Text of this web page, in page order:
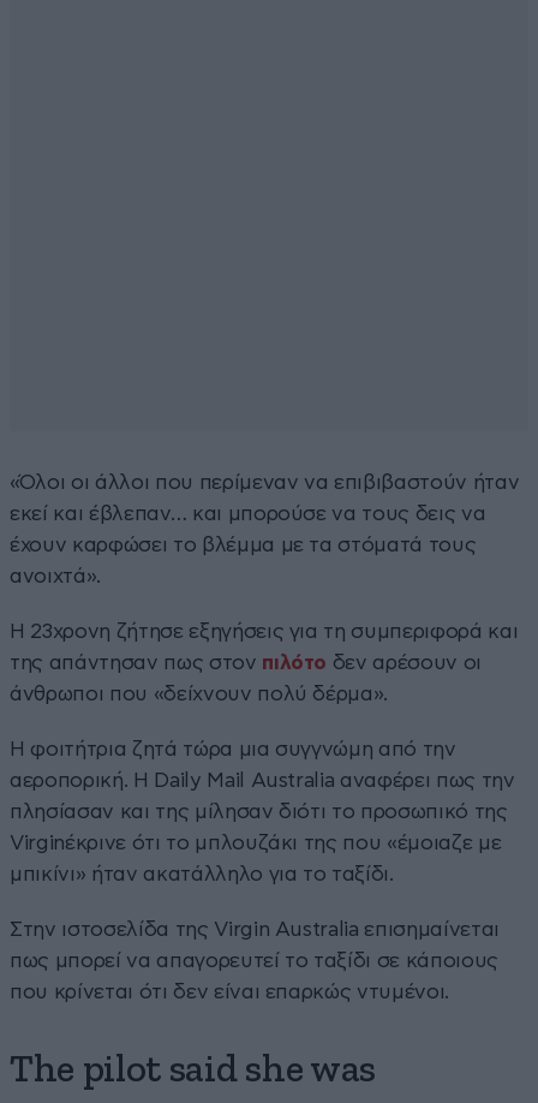
«Όλοι οι άλλοι που περίμεναν να επιβιβαστούν ήταν
εκεί και έβλεπαν… και μπορούσε να τους δεις να
έχουν καρφώσει το βλέμμα με τα στόματά τους
ανοιχτά».
Η 23χρονη ζήτησε εξηγήσεις για τη συμπεριφορά και
της απάντησαν πως στον πιλότο δεν αρέσουν οι
άνθρωποι που «δείχνουν πολύ δέρμα».
Η φοιτήτρια ζητά τώρα μια συγγνώμη από την
αεροπορική. Η Daily Mail Australia αναφέρει πως την
πλησίασαν και της μίλησαν διότι το προσωπικό της
Virginέκρινε ότι το μπλουζάκι της που «έμοιαζε με
μπικίνι» ήταν ακατάλληλο για το ταξίδι.
Στην ιστοσελίδα της Virgin Australia επισημαίνεται
πως μπορεί να απαγορευτεί το ταξίδι σε κάποιους
που κρίνεται ότι δεν είναι επαρκώς ντυμένοι.
The pilot said she was